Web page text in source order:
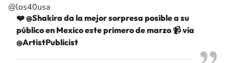
@los40usa
❤️ @Shakira da la mejor sorpresa posible a su
público en Mexico este primero de marzo 📹 vía
@ArtistPublicist